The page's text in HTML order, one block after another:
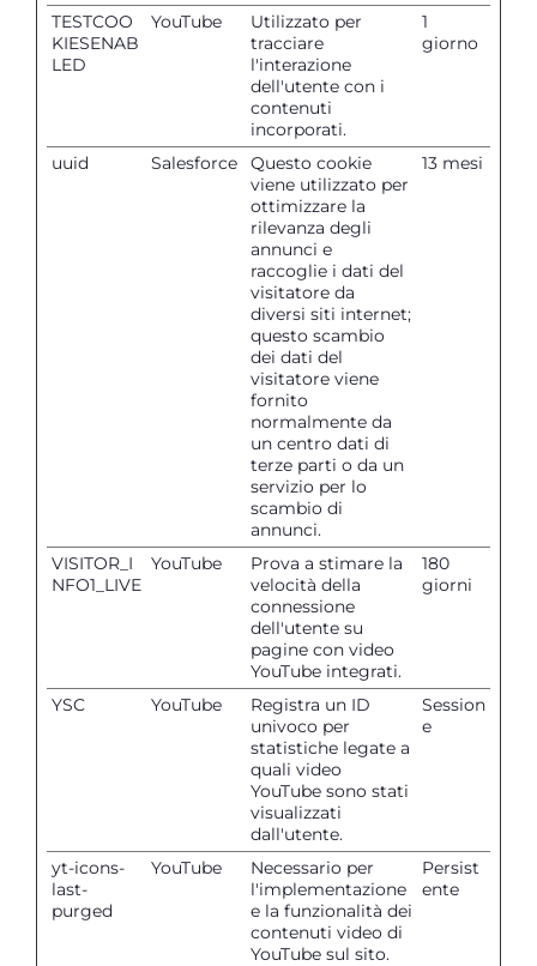
TESTCOO
KIESENAB
LED
YouTube
Utilizzato per
tracciare
l'interazione
dell'utente con i
contenuti
incorporati.
1
giorno
uuid Salesforce
Questo cookie
viene utilizzato per
ottimizzare la
rilevanza degli
annunci e
raccoglie i dati del
visitatore da
diversi siti internet;
questo scambio
dei dati del
visitatore viene
fornito
normalmente da
un centro dati di
terze parti o da un
servizio per lo
scambio di
annunci.
13 mesi
VISITOR_I
NFO1_LIVE
YouTube
Prova a stimare la
velocità della
connessione
dell'utente su
pagine con video
YouTube integrati.
180
giorni
YSC YouTube
Registra un ID
univoco per
statistiche legate a
quali video
YouTube sono stati
visualizzati
dall'utente.
Session
e
yt-icons-
last-
purged
YouTube
Necessario per
l'implementazione
e la funzionalità dei
contenuti video di
YouTube sul sito.
Persist
ente